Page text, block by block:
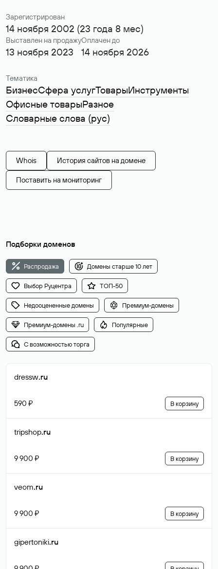
Зарегистрирован
14 ноября 2002 (23 года 8 мес)
Выставлен на продажу
13 ноября 2023
Оплачен до
14 ноября 2026
Тематика
БизнесСфера услугТоварыИнструменты
Офисные товарыРазное
Словарные слова (рус)
Whois История сайтов на домене
Поставить на мониторинг
Подборки доменов
Распродажа Домены старше 10 лет
Выбор Руцентра ТОП-50
Недооцененные домены Премиум-домены
Премиум-домены .ru Популярные
С возможностью торга
dressw.ru
590 ₽ В корзину
tripshop.ru
9 900 ₽ В корзину
veom.ru
9 900 ₽ В корзину
gipertoniki.ru